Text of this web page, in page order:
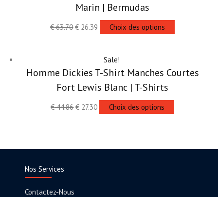
Marin | Bermudas
€63.70 € 26.39 Choix des options
Sale!
Homme Dickies T-Shirt Manches Courtes
Fort Lewis Blanc | T-Shirts
€44.86 € 27.30 Choix des options
Nos Services
Contactez-Nous